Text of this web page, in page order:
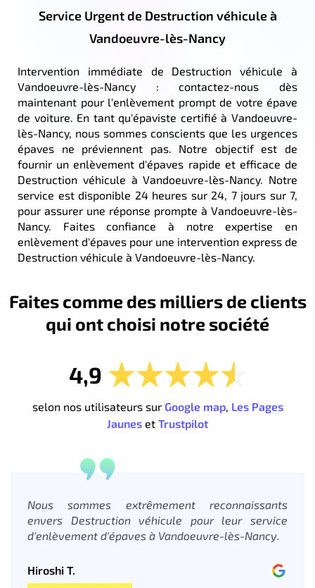
Service Urgent de Destruction véhicule à
Vandoeuvre-lès-Nancy
Intervention immédiate de Destruction véhicule à
Vandoeuvre-lès-Nancy : contactez-nous dès
maintenant pour l'enlèvement prompt de votre épave
de voiture. En tant qu'épaviste certifié à Vandoeuvre-
lès-Nancy, nous sommes conscients que les urgences
épaves ne préviennent pas. Notre objectif est de
fournir un enlèvement d'épaves rapide et efficace de
Destruction véhicule à Vandoeuvre-lès-Nancy. Notre
service est disponible 24 heures sur 24, 7 jours sur 7,
pour assurer une réponse prompte à Vandoeuvre-lès-
Nancy. Faites confiance à notre expertise en
enlèvement d'épaves pour une intervention express de
Destruction véhicule à Vandoeuvre-lès-Nancy.
Faites comme des milliers de clients
qui ont choisi notre société
4,9
selon nos utilisateurs sur Google map, Les Pages
Jaunes et Trustpilot
Nous sommes extrêmement reconnaissants
envers Destruction véhicule pour leur service
d'enlèvement d'épaves à Vandoeuvre-lès-Nancy.
Hiroshi T.